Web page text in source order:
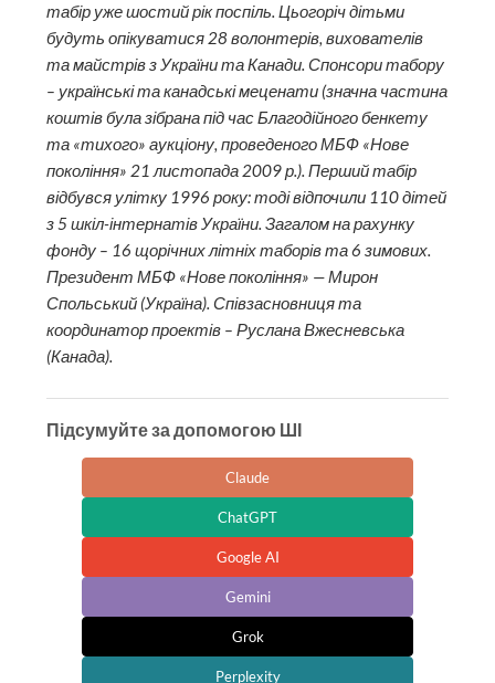
табір уже шостий рік поспіль. Цьогоріч дітьми
будуть опікуватися 28 волонтерів, вихователів
та майстрів з України та Канади. Спонсори табору
– українські та канадські меценати (значна частина
коштів була зібрана під час Благодійного бенкету
та «тихого» аукціону, проведеного МБФ «Нове
покоління» 21 листопада 2009 р.). Перший табір
відбувся улітку 1996 року: тоді відпочили 110 дітей
з 5 шкіл-інтернатів України. Загалом на рахунку
фонду – 16 щорічних літніх таборів та 6 зимових.
Президент МБФ «Нове покоління» — Мирон
Спольський (Україна). Співзасновниця та
координатор проектів – Руслана Вжесневська
(Канада).
Підсумуйте за допомогою ШІ
Claude
ChatGPT
Google AI
Gemini
Grok
Perplexity